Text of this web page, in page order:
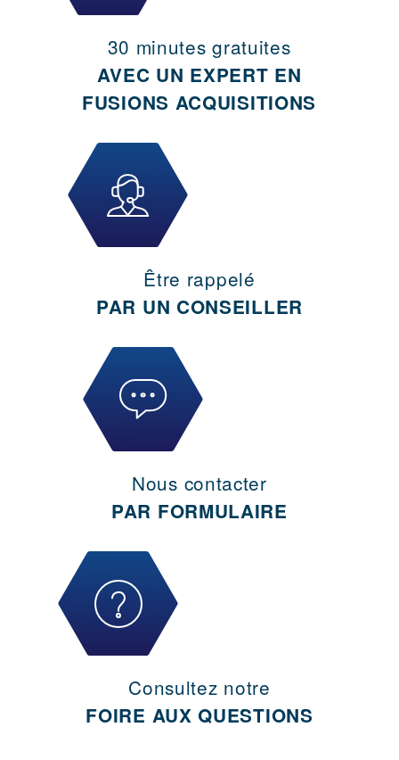
30 minutes gratuites
AVEC UN EXPERT EN
FUSIONS ACQUISITIONS
Être rappelé
PAR UN CONSEILLER
Nous contacter
PAR FORMULAIRE
Consultez notre
FOIRE AUX QUESTIONS